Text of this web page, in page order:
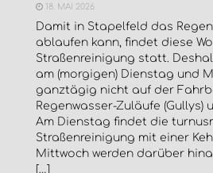
18. MAI 2026
Damit in Stapelfeld das
ablaufen kann, findet diese
Straßenreinigung statt.
am (morgigen) Dienstag und
ganztägig nicht auf der
Regenwasser-Zuläufe
Am Dienstag findet die
Straßenreinigung mit einer
Mittwoch werden darüber
[…]